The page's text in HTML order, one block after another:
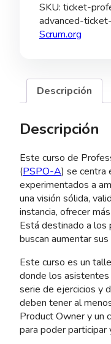
Advanced
-
Ticket
SKU: ticket-
advanced-
Scrum.org
Descripción
Descripción
Este curso de
(PSPO-A) se centra
experimentados a
una visión sólida,
instancia, ofrecer
Está destinado a
buscan aumentar
Este curso es un
donde los
serie de ejercicios y
deben tener al
Product Owner y un
para poder